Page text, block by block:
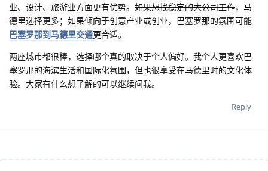
业、设计、旅游业方面更有优势。 如果想找稳定的大公司工作，马
德里选择更多；如果倾向于创意产业或创业，巴塞罗那的氛围可能
巴塞罗那到马德里交通更合适。
两座城市都很棒，选择哪个真的取决于个人偏好。我个人更喜欢巴
塞罗那的海滨生活和国际化氛围，但也很享受在马德里时的文化体
验。大家有什么想了解的可以继续问我。
Reply